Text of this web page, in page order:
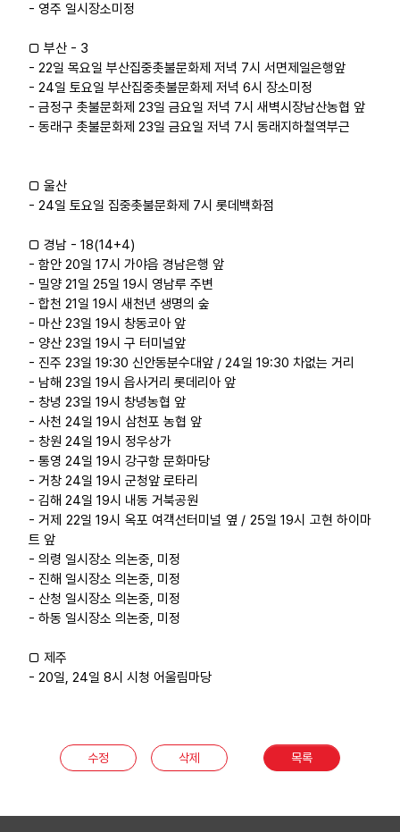
- 영주 일시장소미정
□ 부산 - 3
- 22일 목요일 부산집중촛불문화제 저녁 7시 서면제일은행앞
- 24일 토요일 부산집중촛불문화제 저녁 6시 장소미정
- 금정구 촛불문화제 23일 금요일 저녁 7시 새벽시장남산농협 앞
- 동래구 촛불문화제 23일 금요일 저녁 7시 동래지하철역부근
□ 울산
- 24일 토요일 집중촛불문화제 7시 롯데백화점
□ 경남 - 18(14+4)
- 함안 20일 17시 가야읍 경남은행 앞
- 밀양 21일 25일 19시 영남루 주변
- 합천 21일 19시 새천년 생명의 숲
- 마산 23일 19시 창동코아 앞
- 양산 23일 19시 구 터미널앞
- 진주 23일 19:30 신안동분수대앞 / 24일 19:30 차없는 거리
- 남해 23일 19시 읍사거리 롯데리아 앞
- 창녕 23일 19시 창녕농협 앞
- 사천 24일 19시 삼천포 농협 앞
- 창원 24일 19시 정우상가
- 통영 24일 19시 강구항 문화마당
- 거창 24일 19시 군청앞 로타리
- 김해 24일 19시 내동 거북공원
- 거제 22일 19시 옥포 여객선터미널 옆 / 25일 19시 고현 하이마
트 앞
- 의령 일시장소 의논중, 미정
- 진해 일시장소 의논중, 미정
- 산청 일시장소 의논중, 미정
- 하동 일시장소 의논중, 미정
□ 제주
- 20일, 24일 8시 시청 어울림마당
수정 삭제 목록